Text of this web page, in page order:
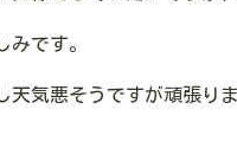
みです。
天気悪そうですが頑張りま